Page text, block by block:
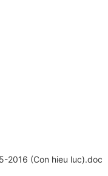
2016 (Con hieu luc).doc